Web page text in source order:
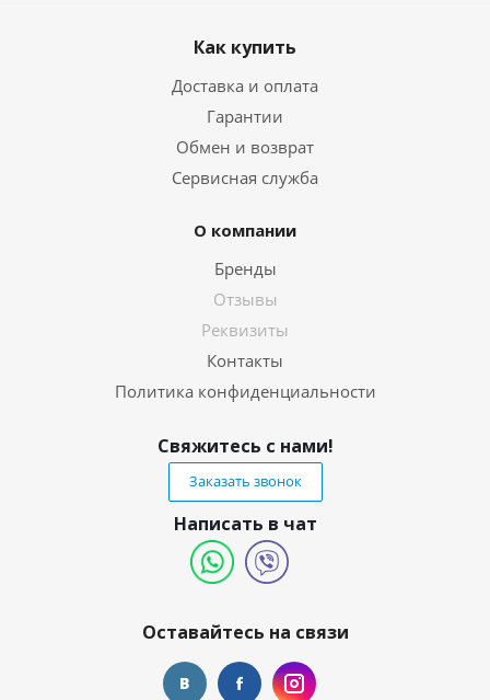
Как купить
Доставка и оплата
Гарантии
Обмен и возврат
Сервисная служба
О компании
Бренды
Отзывы
Реквизиты
Контакты
Политика конфиденциальности
Свяжитесь с нами!
Заказать звонок
Написать в чат
Оставайтесь на связи